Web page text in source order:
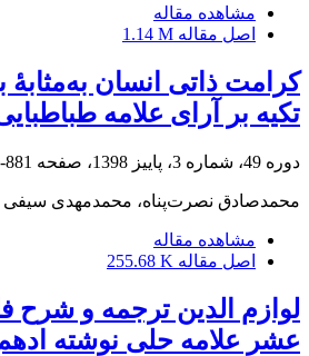
مشاهده مقاله
اصل مقاله 1.14 M
کرامت ذاتی انسان به‌مثابۀ
تکیه بر آرای علامه
دوره 49، شماره 3، پاییز 1398، صفحه 881-900
محمدصادق نصرت‌پناه، محمدمهدی سیفی
مشاهده مقاله
اصل مقاله 255.68 K
لوازم الدین ترجمه و شرح
عشر علامه حلی نوشته